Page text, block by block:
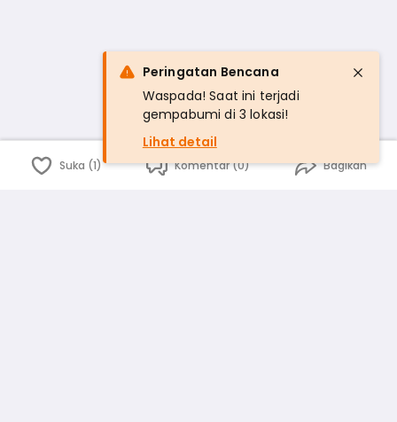
Suka (1) Komentar (0) Bagikan
Peringatan Bencana
Waspada! Saat ini terjadi
gempabumi di 3 lokasi!
Lihat detail